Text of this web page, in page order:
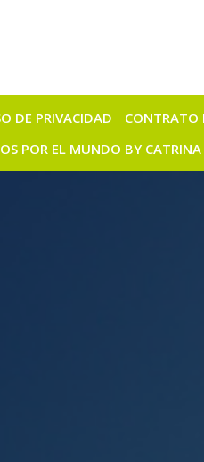
DE PRIVACIDAD
CONTRATO
POR EL MUNDO BY CATRINA